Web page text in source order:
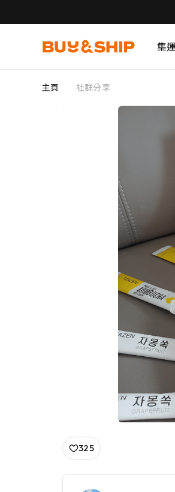
集
主頁 社群分享
325